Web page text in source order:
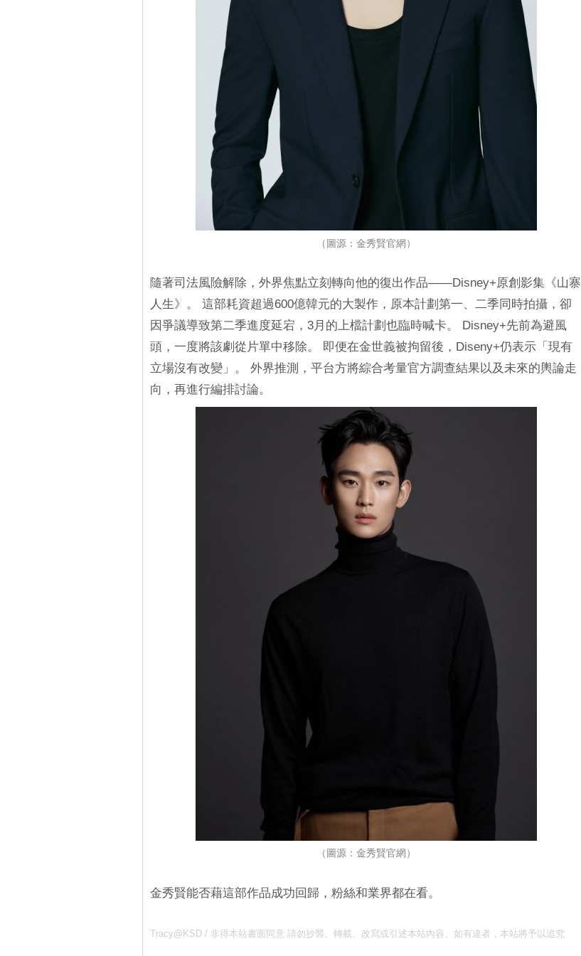
（圖源：金秀賢官網）
隨著司法風險解除，外界焦點立刻轉向他的復出作品——Disney+原創影集《山寨
人生》。 這部耗資超過600億韓元的大製作，原本計劃第一、二季同時拍攝，卻
因爭議導致第二季進度延宕，3月的上檔計劃也臨時喊卡。 Disney+先前為避風
頭，一度將該劇從片單中移除。 即便在金世義被拘留後，Diseny+仍表示「現有
立場沒有改變」。 外界推測，平台方將綜合考量官方調查結果以及未來的輿論走
向，再進行編排討論。
（圖源：金秀賢官網）
金秀賢能否藉這部作品成功回歸，粉絲和業界都在看。
Tracy@KSD / 非得本站書面同意 請勿抄襲、轉載、改寫或引述本站內容。如有違者，本站將予以追究